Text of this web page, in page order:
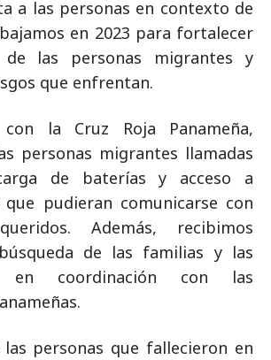
a las personas en contexto de
en 2023 para fortalecer
de las personas migrantes y
que enfrentan.
la Cruz Roja Panameña,
personas migrantes llamadas
de baterías y acceso a
pudieran comunicarse con
Además, recibimos
de las familias y las
en coordinación con las
las personas que fallecieron en